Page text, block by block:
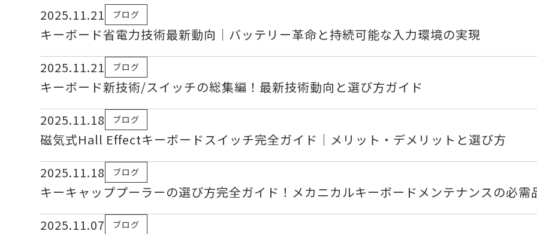
2025.11.21 ブログ
キーボード省電力技術最新動向｜バッテリー革命と持続可能な入力環境の実現
2025.11.21
ブログ
キーボード新技術/スイッチの総集編！最新技術動向と選び方ガイド
2025.11.18
ブログ
磁気式Hall Effectキーボードスイッチ完全ガイド｜メリット・デメリットと選び方
2025.11.18
ブログ
キーキャッププーラーの選び方完全ガイド！メカニカルキーボードメンテナンスの必需
2025.11.07
ブログ